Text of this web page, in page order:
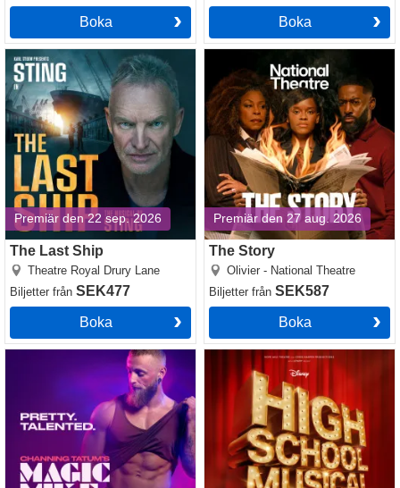
Boka Boka
Premiär den 22 sep. 2026
The Last Ship
Theatre Royal Drury Lane
Biljetter från SEK477
Boka
The Last Ship
Premiär den 27 aug. 2026
The Story
Olivier - National Theatre
BiljetterfrånSEK587
Boka
High School Musical